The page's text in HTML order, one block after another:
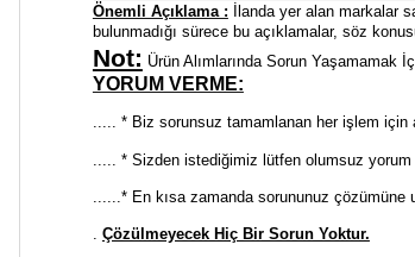
Önemli Açıklama : İlanda yer alan markalar
bulunmadığı sürece bu açıklamalar, söz
Not: Ürün Alımlarında Sorun Yaşamamak
YORUM VERME:
..... * Biz sorunsuz tamamlanan her işlem için
..... * Sizden istediğimiz lütfen olumsuz
......* En kısa zamanda sorununuz çözümüne
. Çözülmeyecek Hiç Bir Sorun Yoktur.